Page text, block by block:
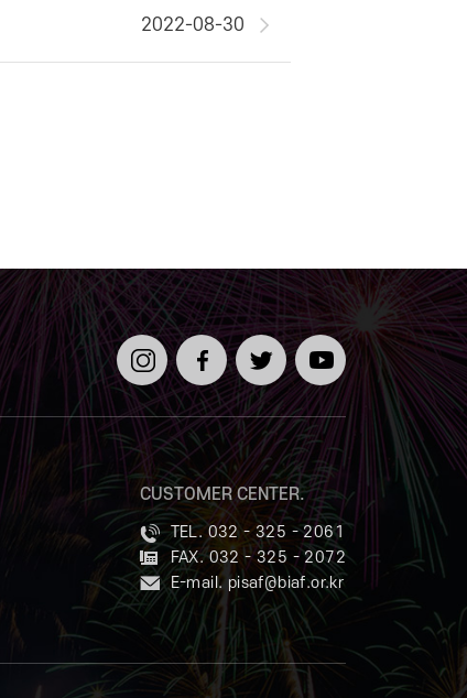
2022-08-30
인스타
그램
페이스
북
트위터 유튜브
CUSTOMER CENTER.
TEL. 032 - 325 - 2061
FAX. 032 - 325 - 2072
E-mail. pisaf@biaf.or.kr